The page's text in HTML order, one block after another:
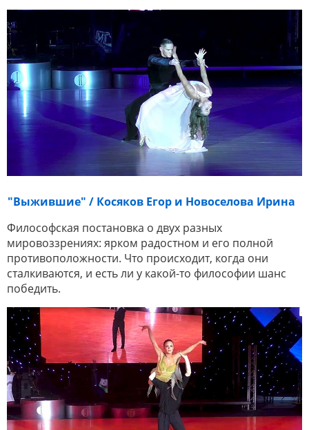
"Выжившие" / Косяков Егор и Новоселова Ирина
Философская постановка о двух разных
мировоззрениях: ярком радостном и его полной
противоположности. Что происходит, когда они
сталкиваются, и есть ли у какой-то философии шанс
победить.